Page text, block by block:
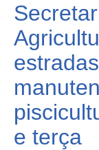
e terça